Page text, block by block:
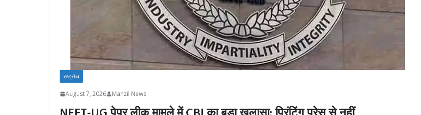
રાષ્ટ્રીય
August 7, 2026 Manzil News